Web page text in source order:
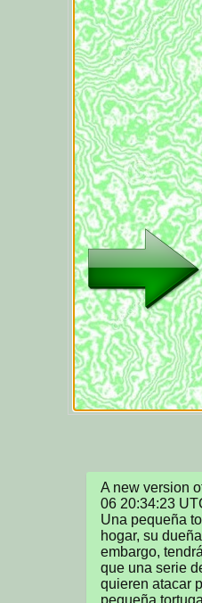
A new version
06 20:34:23
Una pequeña
hogar, su
embargo,
que una serie
quieren atacar